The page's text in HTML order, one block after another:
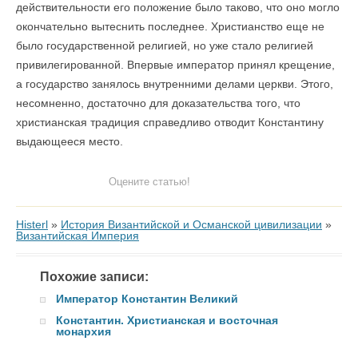
действительности его положение было таково, что оно могло
окончательно вытеснить последнее. Христианство еще не
было государственной религией, но уже стало религией
привилегированной. Впервые император принял крещение,
а государство занялось внутренними делами церкви. Этого,
несомненно, достаточно для доказательства того, что
христианская традиция справедливо отводит Константину
выдающееся место.
Оцените статью!
Histerl » История Византийской и Османской цивилизации »
Византийская Империя
Похожие записи:
Император Константин Великий
Константин. Христианская и восточная
монархия